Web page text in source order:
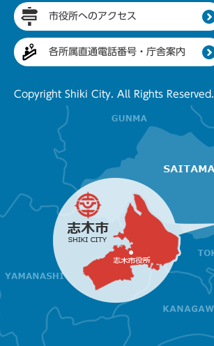
市役所へのアクセス
各所属直通電話番号・庁舎案内
Copyright Shiki City. All Rights Reserved.